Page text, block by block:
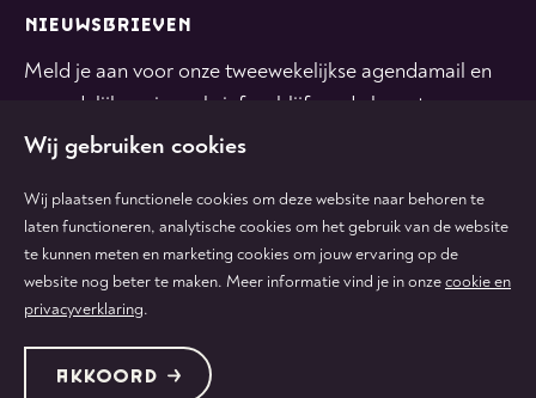
NIEUWSBRIEVEN
Meld je aan voor onze tweewekelijkse agendamail en
maandelijkse nieuwsbrief en blijf op de hoogte.
Volg
ons
op
tiktok
Volg
ons
op
facebook
Volg
ons
instagram
Volg
ons
Volg
ons
Protected by:de Merkplaats
Wij gebruiken cookies
Wij plaatsen functionele cookies om deze website naar behoren te
laten functioneren, analytische cookies om het gebruik van de website
te kunnen meten en marketing cookies om jouw ervaring op de
website nog beter te maken. Meer informatie vind je in onzecookie en
privacyverklaring.
AKKOORD